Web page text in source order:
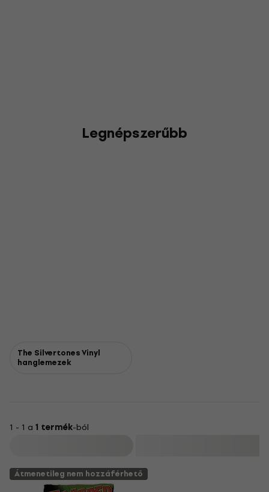
Legnépszerűbb
The Silvertones Vinyl
hanglemezek
1 - 1 a 1 termék-ból
Átmenetileg nem hozzáférhető